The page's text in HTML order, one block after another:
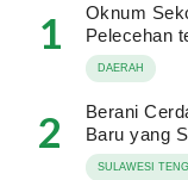
1
Oknum
Pelecehan
DAERAH
2
Berani
Baru yang
SULAWESI